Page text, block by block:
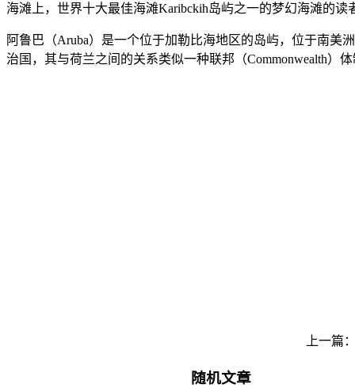
海滩上，世界十大最佳海滩Karibckih岛屿之一的梦幻海滩的
阿鲁巴（Aruba）是一个位于加勒比海地区的岛屿，位于南美
治国，其与荷兰之间的关系类似一种联邦（Commonwealth
上一篇
随机文章